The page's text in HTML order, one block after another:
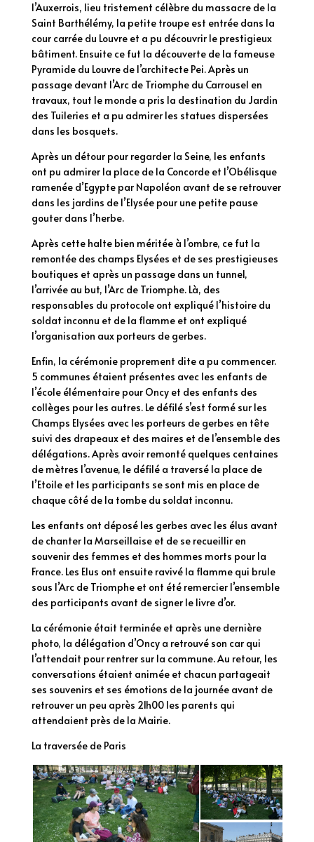
l’Auxerrois, lieu tristement célèbre du massacre de la
Saint Barthélémy, la petite troupe est entrée dans la
cour carrée du Louvre et a pu découvrir le prestigieux
bâtiment. Ensuite ce fut la découverte de la fameuse
Pyramide du Louvre de l’architecte Pei. Après un
passage devant l’Arc de Triomphe du Carrousel en
travaux, tout le monde a pris la destination du Jardin
des Tuileries et a pu admirer les statues dispersées
dans les bosquets.
Après un détour pour regarder la Seine, les enfants
ont pu admirer la place de la Concorde et l’Obélisque
ramenée d’Egypte par Napoléon avant de se retrouver
dans les jardins de l’Elysée pour une petite pause
gouter dans l’herbe.
Après cette halte bien méritée à l’ombre, ce fut la
remontée des champs Elysées et de ses prestigieuses
boutiques et après un passage dans un tunnel,
l’arrivée au but, l’Arc de Triomphe. Là, des
responsables du protocole ont expliqué l’histoire du
soldat inconnu et de la flamme et ont expliqué
l’organisation aux porteurs de gerbes.
Enfin, la cérémonie proprement dite a pu commencer.
5 communes étaient présentes avec les enfants de
l’école élémentaire pour Oncy et des enfants des
collèges pour les autres. Le défilé s’est formé sur les
Champs Elysées avec les porteurs de gerbes en tête
suivi des drapeaux et des maires et de l’ensemble des
délégations. Après avoir remonté quelques centaines
de mètres l’avenue, le défilé a traversé la place de
l’Etoile et les participants se sont mis en place de
chaque côté de la tombe du soldat inconnu.
Les enfants ont déposé les gerbes avec les élus avant
de chanter la Marseillaise et de se recueillir en
souvenir des femmes et des hommes morts pour la
France. Les Elus ont ensuite ravivé la flamme qui brule
sous l’Arc de Triomphe et ont été remercier l’ensemble
des participants avant de signer le livre d’or.
La cérémonie était terminée et après une dernière
photo, la délégation d’Oncy a retrouvé son car qui
l’attendait pour rentrer sur la commune. Au retour, les
conversations étaient animée et chacun partageait
ses souvenirs et ses émotions de la journée avant de
retrouver un peu après 21h00 les parents qui
attendaient près de la Mairie.
La traversée de Paris